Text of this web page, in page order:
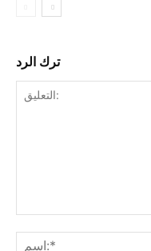
ترك الرد